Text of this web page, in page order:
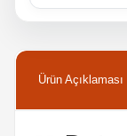
Ürün Açıklaması